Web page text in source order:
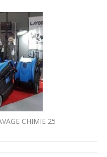
CHIMIE 25